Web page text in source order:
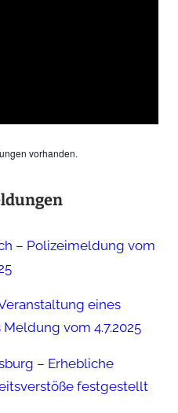
vorhanden.
– Polizeimeldung vom
eines
vom 4.7.2025
– Erhebliche
festgestellt